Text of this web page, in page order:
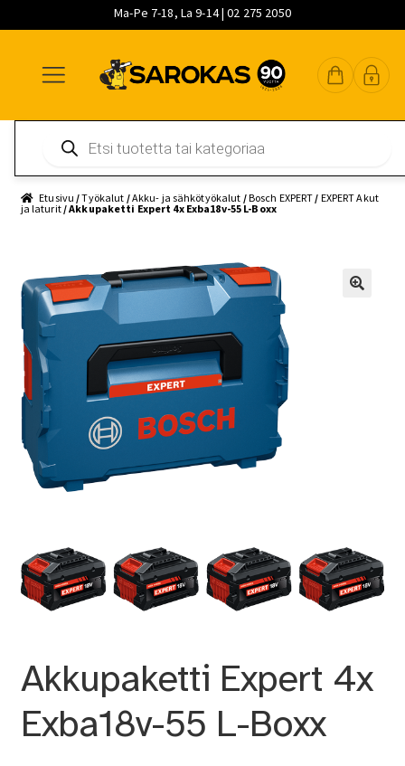
Ma-Pe 7-18, La 9-14 | 02 275 2050
navigointiin
sisältöön
pääsisältöön
search
Etusivu /Työkalut /Akku- ja sähkötyökalut /Bosch EXPERT / EXPERT Akut
ja laturit/ Akkupaketti Expert 4x Exba18v-55 L-Boxx
Akkupaketti Expert 4x
Exba18v-55 L-Boxx